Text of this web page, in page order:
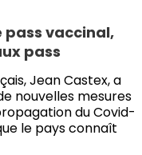
pass vaccinal,
pass
Jean Castex, a
nouvelles mesures
du Covid-
le pays connaît